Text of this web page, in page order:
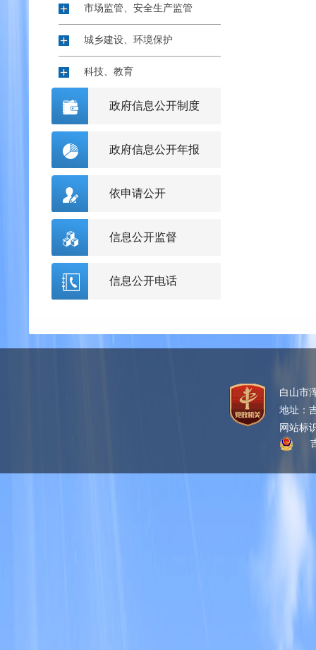
市场监管、安全生产监管
城乡建设、环境保护
科技、教育
文化、广电、新闻出版
人口与计划生育、妇女儿童工
劳动、人事、监察
公安、安全、司法
对外事务
政府信息公开制度
政府信息公开年报
依申请公开
信息公开监督
信息公开电话